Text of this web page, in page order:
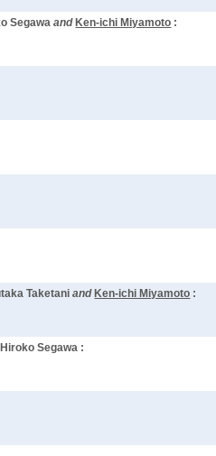
Segawa and Ken-ichi Miyamoto :
Taketani and Ken-ichi Miyamoto :
Hiroko Segawa :